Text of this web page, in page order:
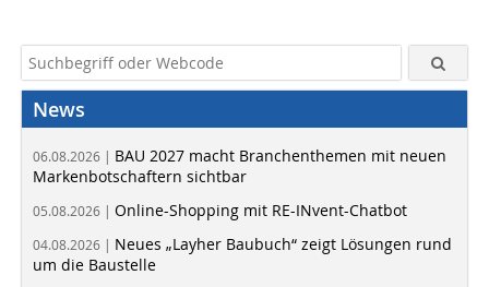
News
06.08.2026 | BAU 2027 macht Branchenthemen mit neuen
Markenbotschaftern sichtbar
05.08.2026 | Online-Shopping mit RE-INvent-Chatbot
04.08.2026 | Neues „Layher Baubuch“ zeigt Lösungen rund
um die Baustelle